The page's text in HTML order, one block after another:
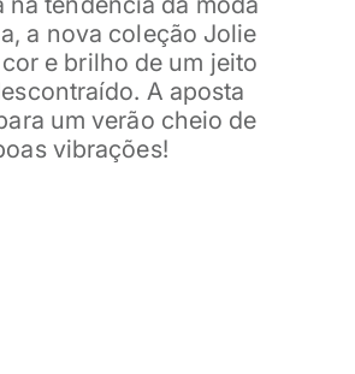
a nova coleção Jolie
e brilho de um jeito
A aposta
um verão cheio de
vibrações!